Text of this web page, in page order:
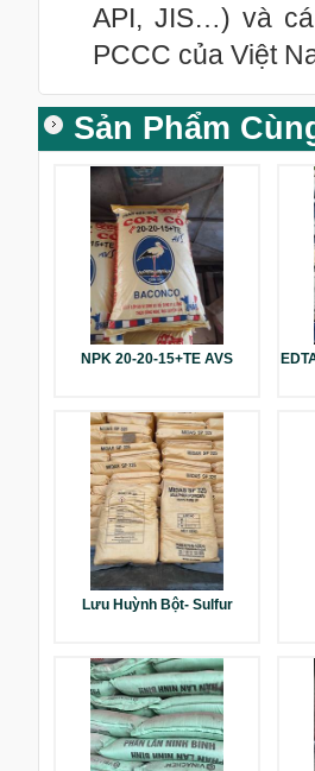
API, JIS…) và
PCCC của Việt
Sản Phẩm
NPK 20-20-15+TE AVS
Lưu Huỳnh Bột- Sulfur